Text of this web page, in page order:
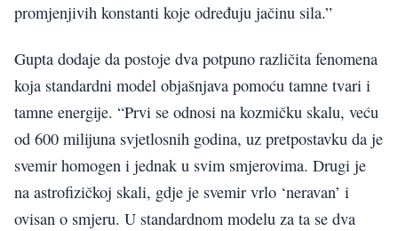
promjenjivih konstanti koje određuju jačinu sila.”
Gupta dodaje da postoje dva potpuno različita fenomena
koja standardni model objašnjava pomoću tamne tvari i
tamne energije. “Prvi se odnosi na kozmičku skalu, veću
od 600 milijuna svjetlosnih godina, uz pretpostavku da je
svemir homogen i jednak u svim smjerovima. Drugi je
na astrofizičkoj skali, gdje je svemir vrlo ‘neravan’ i
ovisan o smjeru. U standardnom modelu za ta se dva